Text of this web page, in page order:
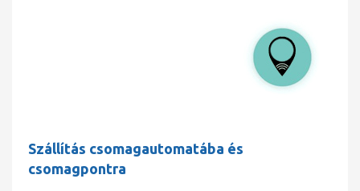
Szállítás csomagautomatába és
csomagpontra